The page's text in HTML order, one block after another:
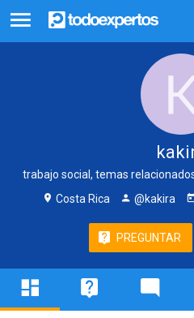
trabajo social, temas
Costa Rica
@kakira
PREGUNTAR